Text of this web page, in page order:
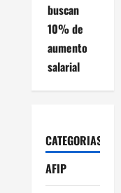
buscan
10% de
aumento
salarial
CATEGORIAS
AFIP